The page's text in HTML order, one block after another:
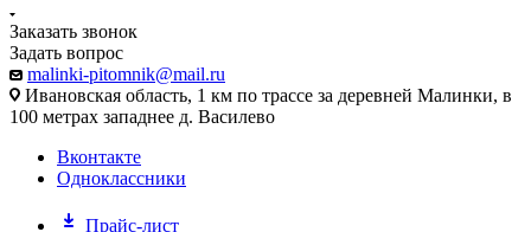
Заказать звонок
Задать вопрос
malinki-pitomnik@mail.ru
Ивановская область, 1 км по трассе за деревней Малинки, в
100 метрах западнее д. Василево
Вконтакте
Одноклассники
Прайс-лист